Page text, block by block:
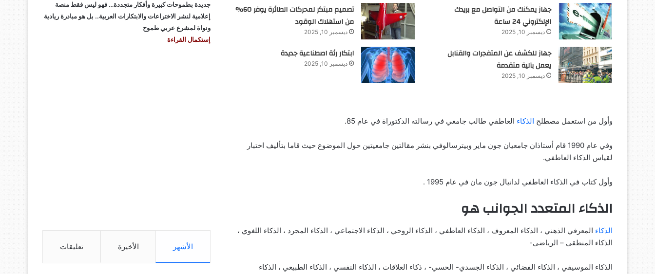
جهاز يمكنك من التواصل مع بريدك
الإلكتروني 24 ساعة
ديسمبر 10, 2025
تصميم مبتكر لمحركات الطائرة يوفر 60%
من استهلاك الوقود
ديسمبر 10, 2025
جهاز للكشف عن المتفجرات والقنابل
يعمل بآلية متقدمة
ديسمبر 10, 2025
ابتكار رئة اصطناعية جديدة
ديسمبر 10, 2025
وأول من استعمل مصطلح الذكاء العاطفي طالب جامعي في رسالته الدكتوراة في عام 85.
وفي عام 1990 قام أستاذان جامعيان جون ماير وبيترسالوفي بنشر مقالتين جامعيتين حول الموضوع حيث قاما بتأليف اختبار
لقياس الذكاء العاطفي.
وأول كتاب في الذكاء العاطفي لدانيال جون مان في عام 1995 .
الذكاء المتعدد الجوانب هو
الذكاء المعرفي الذهني ، الذكاء المعروف ، الذكاء العاطفي ، الذكاء الروحي ، الذكاء الاجتماعي ، الذكاء المجرد ، الذكاء اللغوي ،
الذكاء المنطقي – الرياضي-
الذكاء الموسيقي ، الذكاء الفضائي ، الذكاء الجسدي- الحسي- ، ذكاء العلاقات ، الذكاء النفسي ، الذكاء الطبيعي ، الذكاء
جديدة بطموحات كبيرة وأفكار متجددة… فهو ليس فقط منصة
إعلامية لنشر الاختراعات والابتكارات العربية.. بل هو مبادرة ريادية
ونواة لمشرع عربي طموح
إستكمال القراءة
الأشهر الأخيرة تعليقات